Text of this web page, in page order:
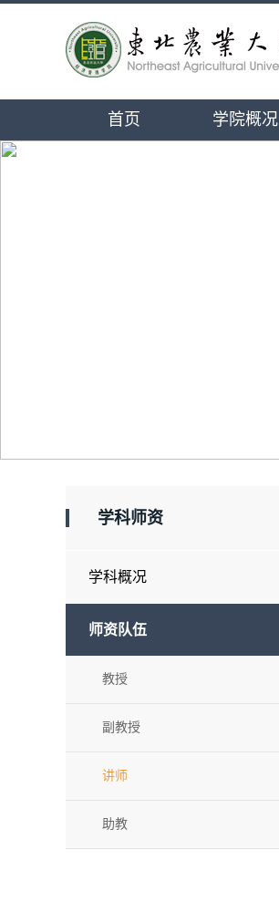
首页 学院概况
学科师资
学科概况
师资队伍
教授
副教授
讲师
助教